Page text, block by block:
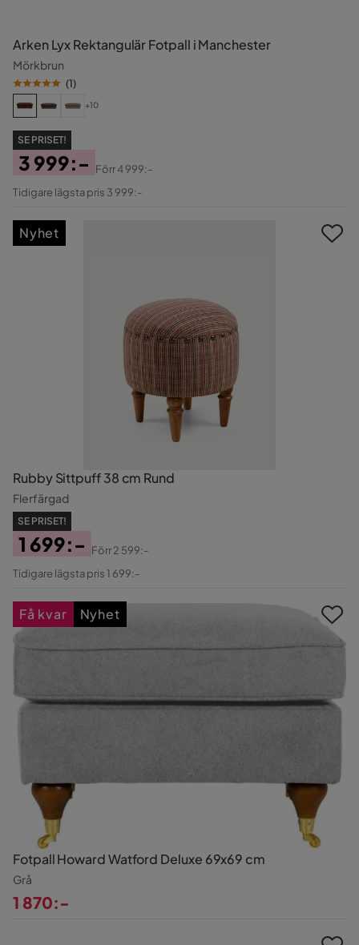
Arken Lyx Rektangulär Fotpall i Manchester
Mörkbrun
(1)
+10
SE PRISET!
Pris
3 999:-
Original
Förr4 999:-
Tidigare lägsta pris 3 999:-
Rubby Sittpuff 38 cm Rund
Flerfärgad
SE PRISET!
Pris
1 699:-
Original
Förr2 599:-
Tidigare lägsta pris 1 699:-
Nyhet
Fotpall Howard Watford Deluxe 69x69 cm
Grå
1 870:-
Få kvar Nyhet